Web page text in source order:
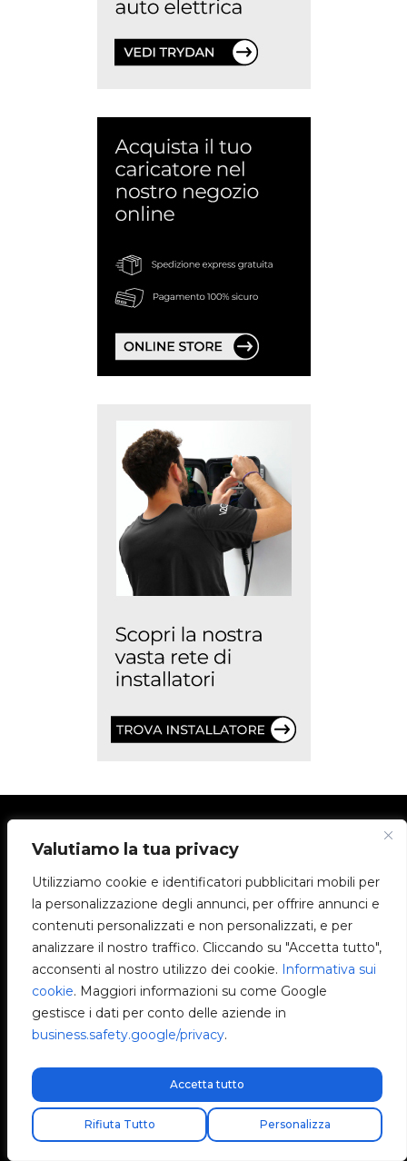
Valutiamo la tua privacy
Utilizziamo cookie e identificatori pubblicitari mobili per
la personalizzazione degli annunci, per offrire annunci e
contenuti personalizzati e non personalizzati, e per
analizzare il nostro traffico. Cliccando su "Accetta tutto",
acconsenti al nostro utilizzo dei cookie. Informativa sui
cookie. Maggiori informazioni su come Google
gestisce i dati per conto delle aziende in
business.safety.google/privacy.
Personalizza
Rifiuta Tutto
Accetta tutto
Viale Monza
20126 Milano
+39 351 425 8965
+39 352 027 5004
info@v2charge.com
LEGALITÀ
Spedizione express gratuita!